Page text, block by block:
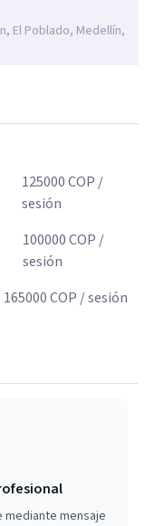
El Poblado, Medellín,
125000COP /
sesión
100000COP /
sesión
165000COP / sesión
mediante mensaje